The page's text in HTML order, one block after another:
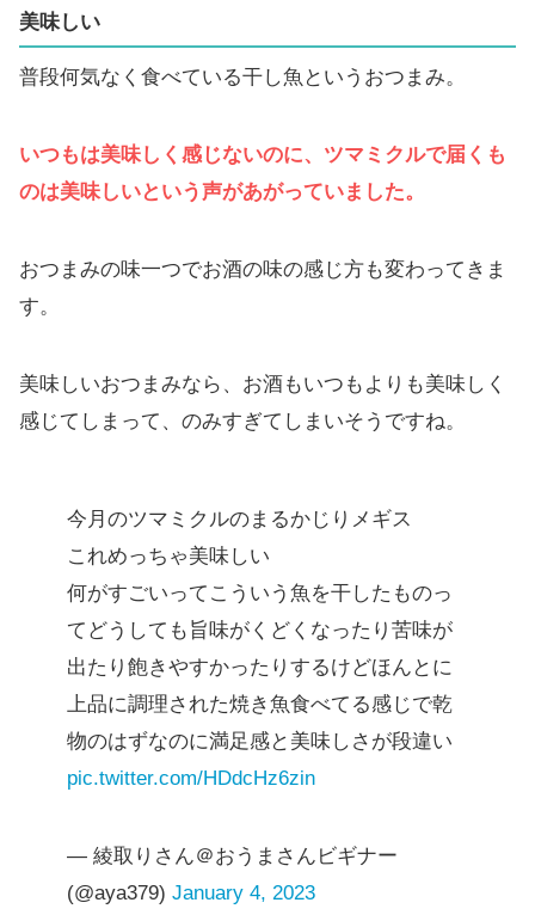
美味しい
普段何気なく食べている干し魚というおつまみ。
いつもは美味しく感じないのに、ツマミクルで届くも
のは美味しいという声があがっていました。
おつまみの味一つでお酒の味の感じ方も変わってきま
す。
美味しいおつまみなら、お酒もいつもよりも美味しく
感じてしまって、のみすぎてしまいそうですね。
今月のツマミクルのまるかじりメギス
これめっちゃ美味しい
何がすごいってこういう魚を干したものっ
てどうしても旨味がくどくなったり苦味が
出たり飽きやすかったりするけどほんとに
上品に調理された焼き魚食べてる感じで乾
物のはずなのに満足感と美味しさが段違い
pic.twitter.com/HDdcHz6zin
— 綾取りさん＠おうまさんビギナー
(@aya379) January 4, 2023